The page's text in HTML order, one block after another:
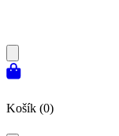
Košík (0)